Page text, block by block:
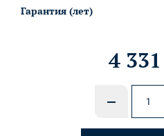
Гарантия (лет)
4 331